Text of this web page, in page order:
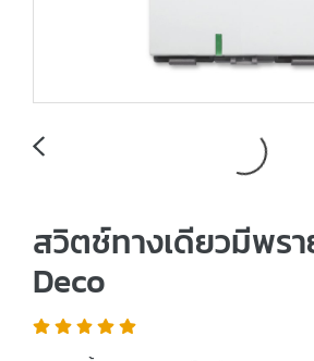
สวิตช์ทางเดียวมีพร
Deco